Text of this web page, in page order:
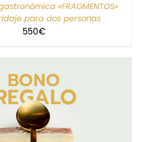
«FRAGMENTOS»
para dos personas
550€